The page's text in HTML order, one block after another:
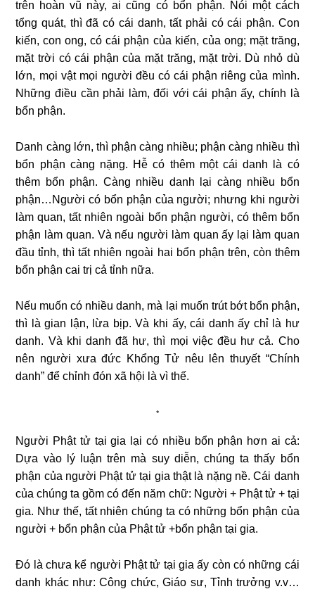
trên hoàn vũ này, ai cũng có bổn phận. Nói một cách
tổng quát, thì đã có cái danh, tất phải có cái phận. Con
kiến, con ong, có cái phận của kiến, của ong; mặt trăng,
mặt trời có cái phận của mặt trăng, mặt trời. Dù nhỏ dù
lớn, mọi vật mọi người đều có cái phận riêng của mình.
Những điều cần phải làm, đối với cái phận ấy, chính là
bổn phận.
Danh càng lớn, thì phận càng nhiều; phận càng nhiều thì
bổn phận càng nặng. Hễ có thêm một cái danh là có
thêm bổn phận. Càng nhiều danh lại càng nhiều bổn
phận…Người có bổn phận của người; nhưng khi người
làm quan, tất nhiên ngoài bổn phận người, có thêm bổn
phận làm quan. Và nếu người làm quan ấy lại làm quan
đầu tỉnh, thì tất nhiên ngoài hai bổn phận trên, còn thêm
bổn phận cai trị cả tỉnh nữa.
Nếu muốn có nhiều danh, mà lại muốn trút bớt bổn phận,
thì là gian lận, lừa bịp. Và khi ấy, cái danh ấy chỉ là hư
danh. Và khi danh đã hư, thì mọi việc đều hư cả. Cho
nên người xưa đức Khổng Tử nêu lên thuyết “Chính
danh” để chỉnh đón xã hội là vì thế.
*
Người Phật tử tại gia lại có nhiều bổn phận hơn ai cả:
Dựa vào lý luận trên mà suy diễn, chúng ta thấy bổn
phận của người Phật tử tại gia thật là nặng nề. Cái danh
của chúng ta gồm có đến năm chữ: Người + Phật tử + tại
gia. Như thế, tất nhiên chúng ta có những bổn phận của
người + bổn phận của Phật tử +bổn phận tại gia.
Ðó là chưa kể người Phật tử tại gia ấy còn có những cái
danh khác như: Công chức, Giáo sư, Tỉnh trưởng v.v…